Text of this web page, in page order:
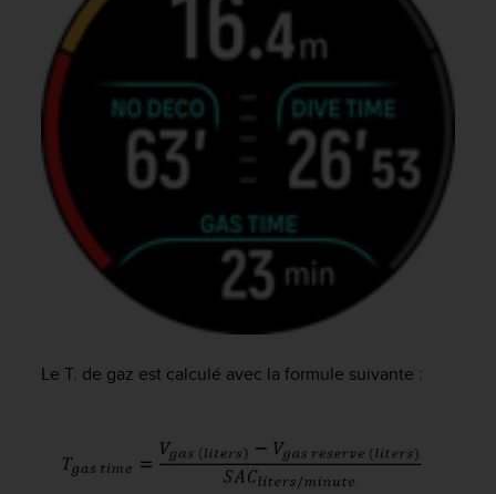
Le T. de gaz est calculé avec la formule suivante :